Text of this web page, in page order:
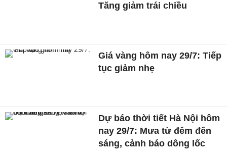
Tăng giảm trái chiều
Giá vàng hôm nay 29/7: Tiếp
tục giảm nhẹ
Dự báo thời tiết Hà Nội hôm
nay 29/7: Mưa từ đêm đến
sáng, cảnh báo dông lốc